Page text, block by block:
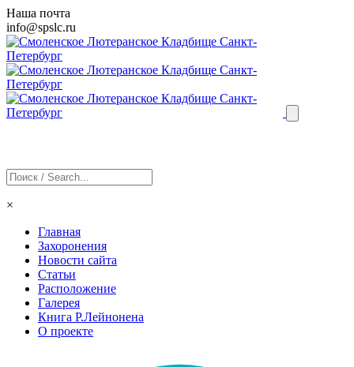
Наша почта
info@spslc.ru
×
Главная
Захоронения
Новости сайта
Статьи
Расположение
Галерея
Книга Р.Лейнонена
О проекте